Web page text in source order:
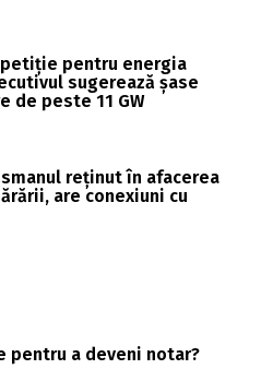
pentru energia
sugerează șase
de peste 11 GW
reținut în afacerea
are conexiuni cu
pentru a deveni notar?